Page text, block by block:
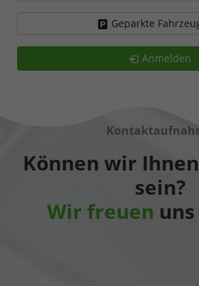
Geparkte
Anmelden
Können wir
sein?
Wir freuen